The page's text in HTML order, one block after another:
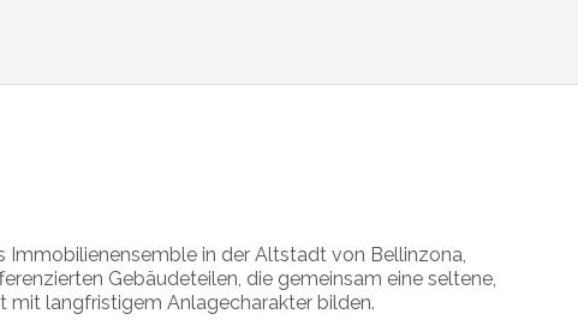
Immobilienensemble in der Altstadt von Bellinzona,
Gebäudeteilen, die gemeinsam eine seltene,
langfristigem Anlagecharakter bilden.